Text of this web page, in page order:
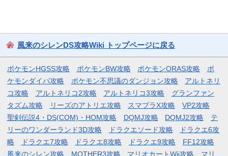
風来のシレンDS攻略Wiki トップページに戻る
ポケモンHGSS攻略 ポケモンBW攻略 ポケモンORAS攻略
ポ
ケモンダイパ攻略
ポケモン不思議のダンジョン攻略
アルトネリ
コ攻略
アルトネリコ2攻略 アルトネリコ3攻略
グランファン
タズム攻略
リーズのアトリエ攻略 スマブラX攻略
VP2攻略
聖剣伝説4・DS(COM)・HOM攻略
DQMJ攻略 DQMJ2攻略
テ
リーのワンダーランド3D攻略
ドラクエソード攻略
ドラクエ6攻
略
ドラクエ7攻略 ドラクエ8攻略 ドラクエ9攻略
FF12攻略
風来のシレン攻略
MOTHER3攻略 マリオカートWii攻略 マリ